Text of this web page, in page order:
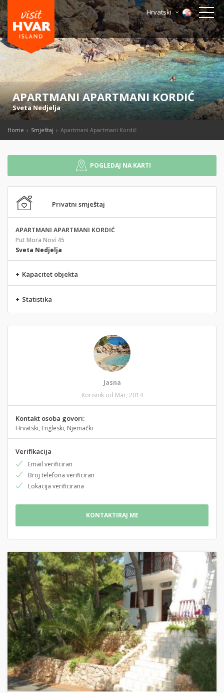
Hrvatski
APARTMANI APARTMANI KORDIĆ
Sveta Nedjelja
Home Smještaj Apartmani Apartmani Kordić
POGLEDAJ NA KARTI
Privatni smještaj
APARTMANI APARTMANI KORDIĆ
Put Mora Novi 45
Sveta Nedjelja
+ Kapacitet objekta
+ Statistika
Jasna
Korisnik od Mar, 2014
Kontakt osoba govori:
Hrvatski, Engleski, Njemački
Verifikacija
Email verificiran
Broj telefona verificiran
Lokacija verificirana
KONTAKTIRAJ ME